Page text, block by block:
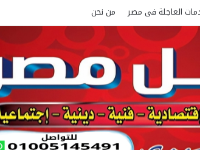
العاجلة فى مصر من نحن